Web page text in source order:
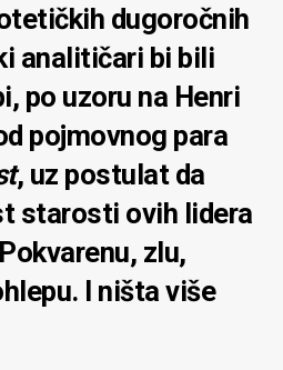
dugoročnih
analitičari bi bili
po uzoru na Henri
pojmovnog para
, uz postulat da
starosti ovih lidera
zlu,
I ništa više